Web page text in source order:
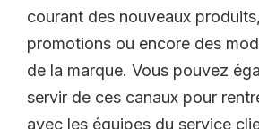
courant des nouveaux
promotions ou encore des
de la marque. Vous pouvez
servir de ces canaux pour
avec les équipes du service